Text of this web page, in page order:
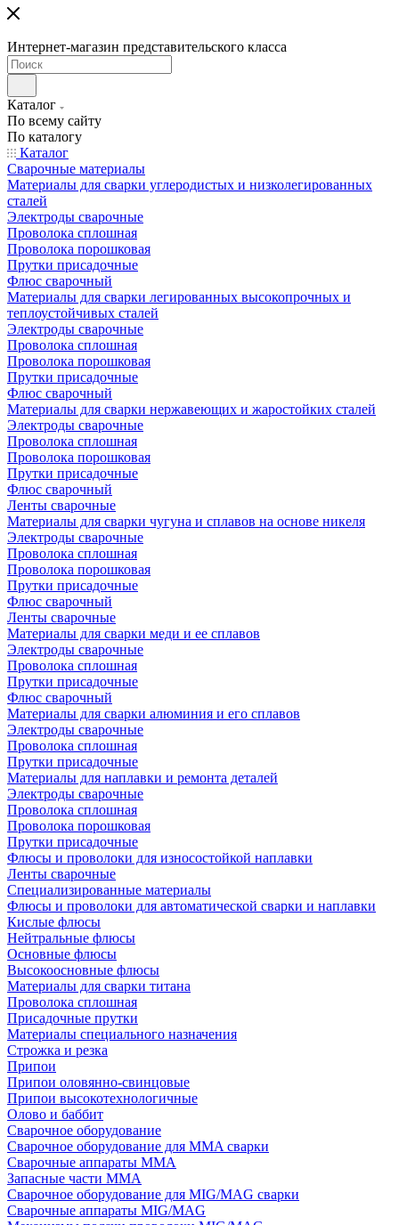
Интернет-магазин представительского класса
Каталог
По всему сайту
По каталогу
Каталог
Сварочные материалы
Материалы для сварки углеродистых и низколегированных
сталей
Электроды сварочные
Проволока сплошная
Проволока порошковая
Прутки присадочные
Флюс сварочный
Материалы для сварки легированных высокопрочных и
теплоустойчивых сталей
Электроды сварочные
Проволока сплошная
Проволока порошковая
Прутки присадочные
Флюс сварочный
Материалы для сварки нержавеющих и жаростойких сталей
Электроды сварочные
Проволока сплошная
Проволока порошковая
Прутки присадочные
Флюс сварочный
Ленты сварочные
Материалы для сварки чугуна и сплавов на основе никеля
Электроды сварочные
Проволока сплошная
Проволока порошковая
Прутки присадочные
Флюс сварочный
Ленты сварочные
Материалы для сварки меди и ее сплавов
Электроды сварочные
Проволока сплошная
Прутки присадочные
Флюс сварочный
Материалы для сварки алюминия и его сплавов
Электроды сварочные
Проволока сплошная
Прутки присадочные
Материалы для наплавки и ремонта деталей
Электроды сварочные
Проволока сплошная
Проволока порошковая
Прутки присадочные
Флюсы и проволоки для износостойкой наплавки
Ленты сварочные
Специализированные материалы
Флюсы и проволоки для автоматической сварки и наплавки
Кислые флюсы
Нейтральные флюсы
Основные флюсы
Высокоосновные флюсы
Материалы для сварки титана
Проволока сплошная
Присадочные прутки
Материалы специального назначения
Строжка и резка
Припои
Припои оловянно-свинцовые
Припои высокотехнологичные
Олово и баббит
Сварочное оборудование
Сварочное оборудование для MMA сварки
Сварочные аппараты MMA
Запасные части MMA
Сварочное оборудование для MIG/MAG сварки
Сварочные аппараты MIG/MAG